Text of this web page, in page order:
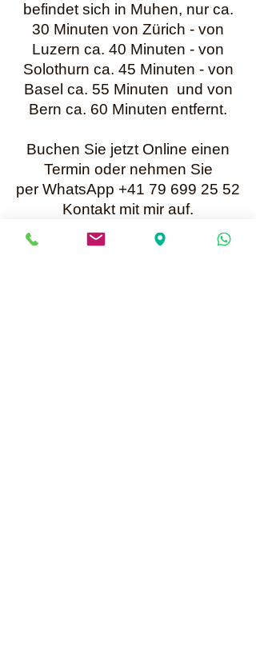
befindet sich in Muhen, nur ca.
30 Minuten von Zürich - von
Luzern ca. 40 Minuten - von
Solothurn ca. 45 Minuten - von
Basel ca. 55 Minuten und von
Bern ca. 60 Minuten entfernt.
Buchen Sie jetzt Online einen
Termin oder nehmen Sie
per WhatsApp +41 79 699 25 52
Kontakt mit mir auf.
Bis bald Karin Müller